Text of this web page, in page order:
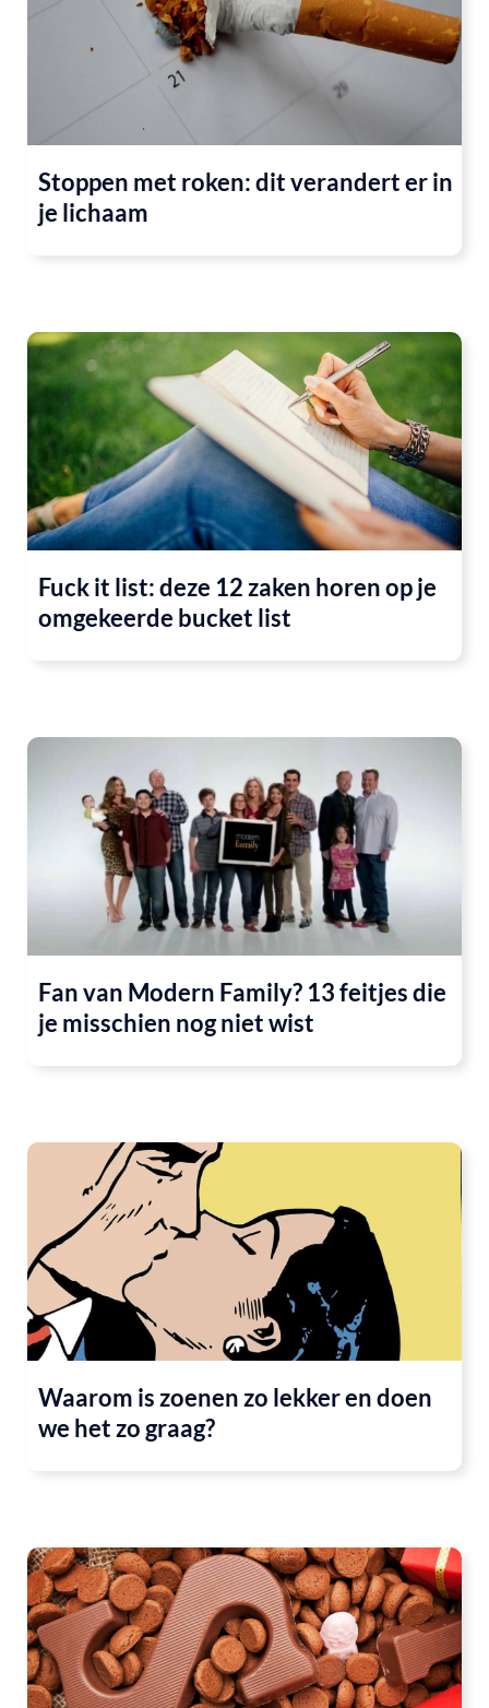
Stoppen met roken: dit verandert er in
je lichaam
Fuck it list: deze 12 zaken horen op je
omgekeerde bucket list
Fan van Modern Family? 13 feitjes die
je misschien nog niet wist
Waarom is zoenen zo lekker en doen
we het zo graag?